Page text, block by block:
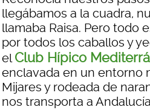
llegábamos a la cuadra,
llamaba Raisa. Pero todo
por todos los caballos y
elClub Hípico
enclavada en un entorno
Mijares y rodeada de
nos transporta a